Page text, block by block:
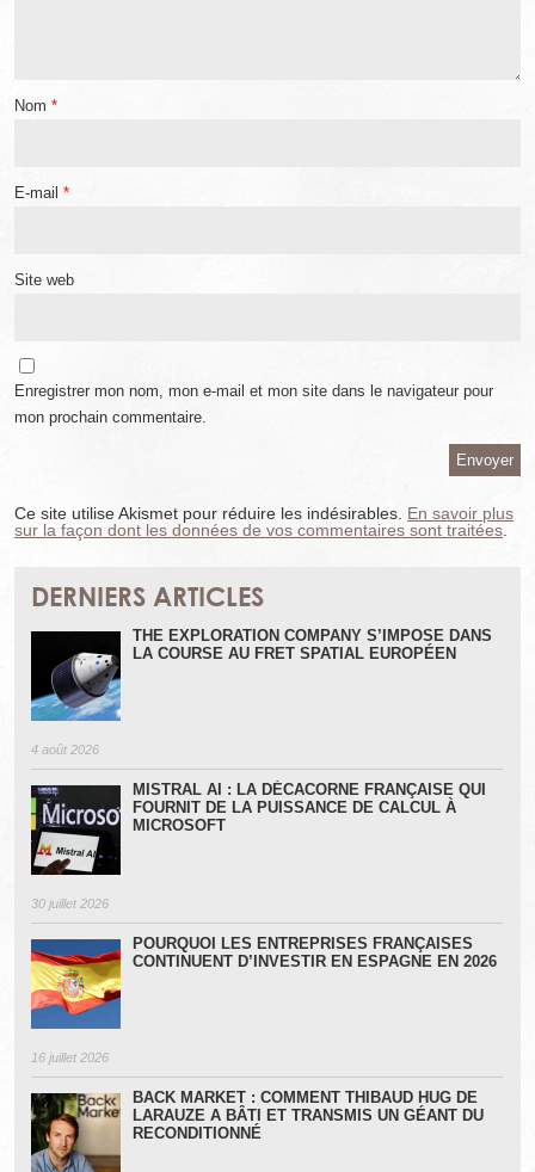
Nom *
E-mail *
Site web
Enregistrer mon nom, mon e-mail et mon site dans le navigateur pour
mon prochain commentaire.
Ce site utilise Akismet pour réduire les indésirables. En savoir plus
sur la façon dont les données de vos commentaires sont traitées
DERNIERS ARTICLES
THE EXPLORATION COMPANY S’IMPOSE DANS
LA COURSE AU FRET SPATIAL EUROPÉEN
4 août 2026
MISTRAL AI : LA DÉCACORNE FRANÇAISE QUI
FOURNIT DE LA PUISSANCE DE CALCUL À
MICROSOFT
30 juillet 2026
POURQUOI LES ENTREPRISES FRANÇAISES
CONTINUENT D’INVESTIR EN ESPAGNE EN 2026
16 juillet 2026
BACK MARKET : COMMENT THIBAUD HUG DE
LARAUZE A BÂTI ET TRANSMIS UN GÉANT DU
RECONDITIONNÉ